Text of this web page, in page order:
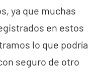
ya que muchas
en estos
lo que podría
seguro de otro